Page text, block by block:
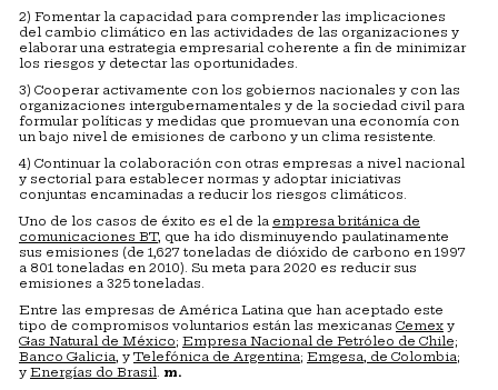
2) Fomentar la capacidad para comprender las implicaciones
del cambio climático en las actividades de las organizaciones y
elaborar una estrategia empresarial coherente a fin de minimizar
los riesgos y detectar las oportunidades.
3) Cooperar activamente con los gobiernos nacionales y con las
organizaciones intergubernamentales y de la sociedad civil para
formular políticas y medidas que promuevan una economía con
un bajo nivel de emisiones de carbono y un clima resistente.
4) Continuar la colaboración con otras empresas a nivel nacional
y sectorial para establecer normas y adoptar iniciativas
conjuntas encaminadas a reducir los riesgos climáticos.
Uno de los casos de éxito es el de la empresa británica de
comunicaciones BT, que ha ido disminuyendo paulatinamente
sus emisiones (de 1,627 toneladas de dióxido de carbono en 1997
a 801 toneladas en 2010). Su meta para 2020 es reducir sus
emisiones a 325 toneladas.
Entre las empresas de América Latina que han aceptado este
tipo de compromisos voluntarios están las mexicanas Cemex y
Gas Natural de México; Empresa Nacional de Petróleo de Chile;
Banco Galicia, y Telefónica de Argentina; Emgesa, de Colombia;
y Energías do Brasil. m.